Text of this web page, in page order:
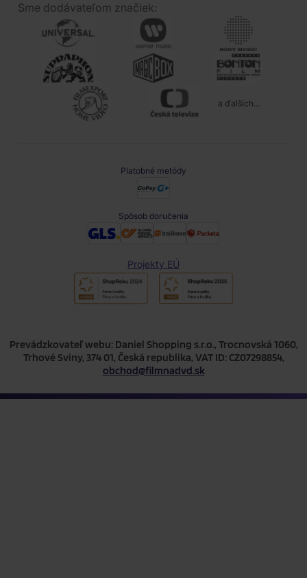
Sme dodávateľom značiek:
a ďalších...
Platobné metódy
Spôsob doručenia
Projekty EÚ
Prevádzkovateľ webu: Daniel Shopping s.r.o., Trocnovská 1060,
Trhové Sviny, 374 01, Česká republika, VAT ID: CZ07298854,
obchod@filmnadvd.sk